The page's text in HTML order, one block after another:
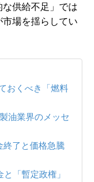
供給不足」では
場を揺らしてい
おくべき「燃料
油業界のメッセ
終了と価格急騰
「暫定政権」